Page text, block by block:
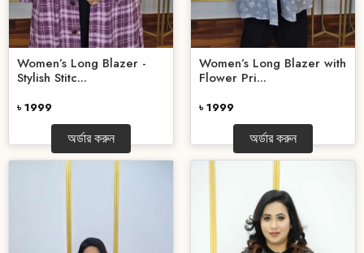
Women’s Long Blazer -
Stylish Stitc...
৳ 1999
অর্ডার করুন
Women’s Long Blazer with
Flower Pri...
৳ 1999
অর্ডার করুন